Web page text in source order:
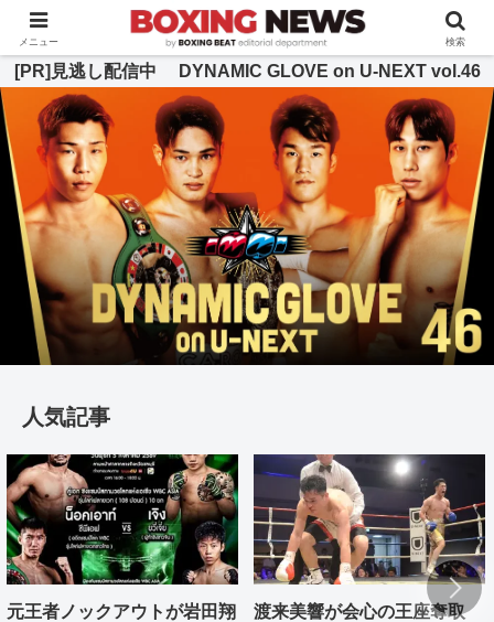
BOXING BEAT [ボクシング・ビート] 公式サイト
[PR]見逃し配信中 DYNAMIC GLOVE on U-NEXT vol.46
人気記事
元王者ノックアウトが岩田翔
渡来美響が会心の王座奪取
メニュー 検索